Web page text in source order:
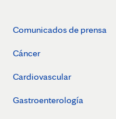
Comunicados de prensa
Cáncer
Cardiovascular
Gastroenterología